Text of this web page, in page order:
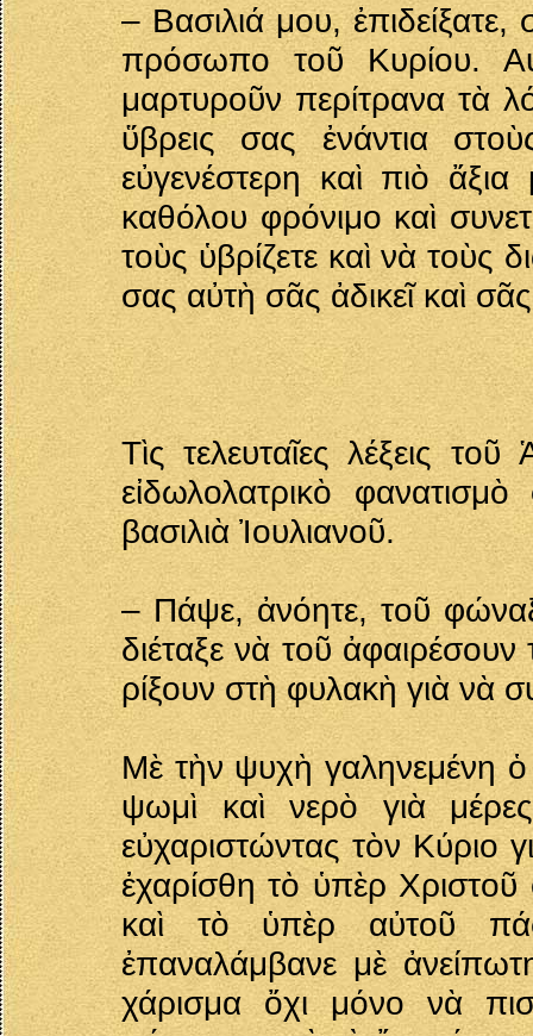
– Βασιλιά μου,
πρόσωπο τοῦ Κυρίου.
μαρτυροῦν περίτρανα τὰ
ὕβρεις σας ἐνάντια
εὐγενέστερη καὶ πιὸ
καθόλου φρόνιμο καὶ
τοὺς ὑβρίζετε καὶ νὰ
σας αὐτὴ σᾶς ἀδικεῖ καὶ σᾶς
Τὶς τελευταῖες λέξεις
εἰδωλολατρικὸ
βασιλιὰ Ἰουλιανοῦ.
– Πάψε, ἀνόητε, τοῦ
διέταξε νὰ τοῦ
ρίξουν στὴ φυλακὴ γιὰ νὰ
Μὲ τὴν ψυχὴ γαληνεμένη ὁ
ψωμὶ καὶ νερὸ γιὰ
εὐχαριστώντας τὸν Κύριο
ἐχαρίσθη τὸ ὑπὲρ Χριστοῦ
καὶ τὸ ὑπὲρ αὐτοῦ
ἐπαναλάμβανε μὲ
χάρισμα ὄχι μόνο νὰ